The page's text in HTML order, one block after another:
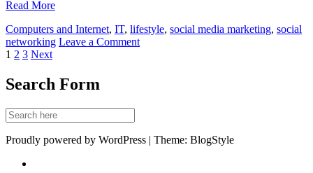
Read More
Computers and Internet, IT, lifestyle, social media marketing, social
networking Leave a Comment
1 2 3 Next
Search Form
Proudly powered by WordPress | Theme: BlogStyle